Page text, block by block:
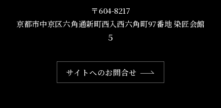
〒604-8217
京都市中京区六角通新町西入西六角町97番地​ 染匠会館
５
サイトへのお問合せ